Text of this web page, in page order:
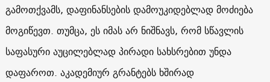
გამოთქვამს, დაფინანსების დამოუკიდებლად მოძიება
მოგიწევთ. თუმცა, ეს იმას არ ნიშნავს, რომ სწავლის
საფასური აუცილებლად პირადი სახსრებით უნდა
დაფაროთ. აკადემიურ გრანტებს ხშირად